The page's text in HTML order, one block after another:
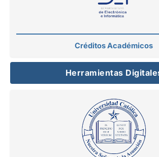
Créditos Académicos
Herramientas